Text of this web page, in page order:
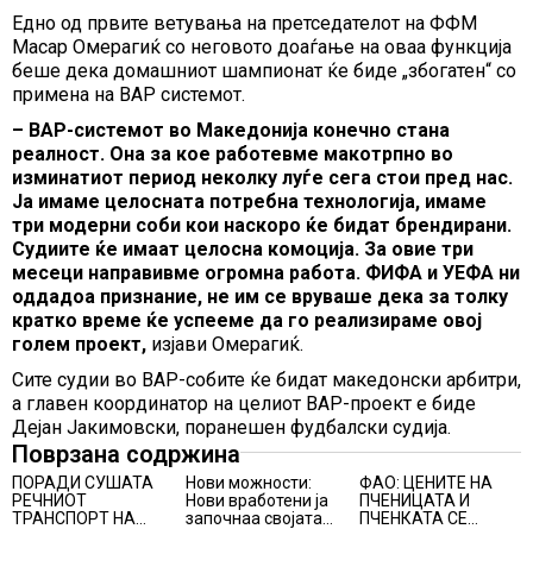
Едно од првите ветувања на претседателот на ФФМ
Масар Омерагиќ со неговото доаѓање на оваа функција
беше дека домашниот шампионат ќе биде „збогатен“ со
примена на ВАР системот.
– ВАР-системот во Македонија конечно стана
реалност. Она за кое работевме макотрпно во
изминатиот период неколку луѓе сега стои пред нас.
Ја имаме целосната потребна технологија, имаме
три модерни соби кои наскоро ќе бидат брендирани.
Судиите ќе имаат целосна комоција. За овие три
месеци направивме огромна работа. ФИФА и УЕФА ни
оддадоа признание, не им се вруваше дека за толку
кратко време ќе успееме да го реализираме овој
голем проект, изјави Омерагиќ.
Сите судии во ВАР-собите ќе бидат македонски арбитри,
а главен координатор на целиот ВАР-проект е биде
Дејан Јакимовски, поранешен фудбалски судија.
Поврзана содржина
ПОРАДИ СУШАТА
РЕЧНИОТ
ТРАНСПОРТ НА
Нови можности:
Нови вработени ја
започнаа својата
ФАО: ЦЕНИТЕ НА
ПЧЕНИЦАТА И
ПЧЕНКАТА СЕ